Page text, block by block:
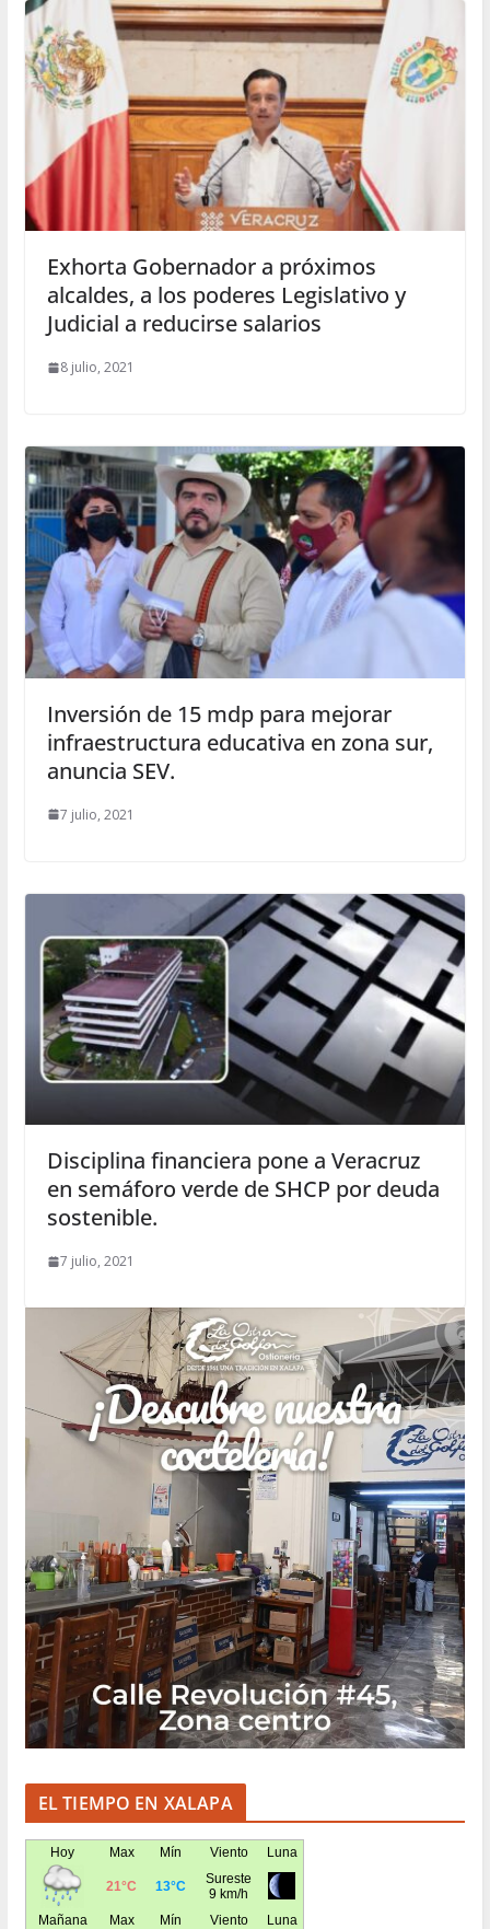
Exhorta Gobernador a próximos
alcaldes, a los poderes Legislativo y
Judicial a reducirse salarios
8 julio, 2021
Inversión de 15 mdp para mejorar
infraestructura educativa en zona sur,
anuncia SEV.
7 julio, 2021
Disciplina financiera pone a Veracruz
en semáforo verde de SHCP por deuda
sostenible.
7 julio, 2021
EL TIEMPO EN XALAPA